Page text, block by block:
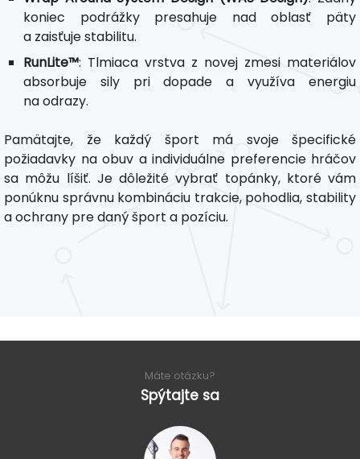
koniec podrážky presahuje nad oblasť päty
a zaisťuje stabilitu.
RunLite™: Tlmiaca vrstva z novej zmesi materiálov
absorbuje sily pri dopade a využíva energiu
na odrazy.
Pamätajte, že každý šport má svoje špecifické
požiadavky na obuv a individuálne preferencie hráčov
sa môžu líšiť. Je dôležité vybrať topánky, ktoré vám
ponúknu správnu kombináciu trakcie, pohodlia, stability
a ochrany pre daný šport a pozíciu.
Máte otázku?
Spýtajte sa